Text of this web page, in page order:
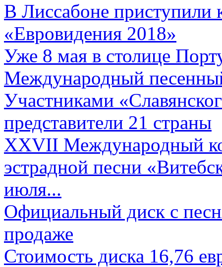
В Лиссабоне приступили
«Евровидения 2018»
Уже 8 мая в столице
Международный
Участниками
представители 21 страны
XXVII Международный
эстрадной песни
июля...
Официальный диск с
продаже
Стоимость диска 16,76